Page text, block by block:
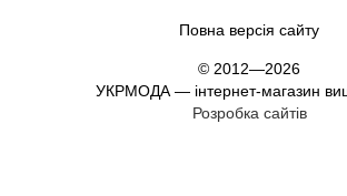
Повна версія сайту
© 2012—2026
УКРМОДА — інтернет-магазин
Розробка сайтів